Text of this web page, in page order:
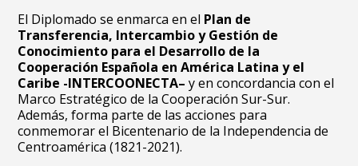
El Diplomado se enmarca en el Plan de
Transferencia, Intercambio y Gestión de
Conocimiento para el Desarrollo de la
Cooperación Española en América Latina y el
Caribe -INTERCOONECTA– y en concordancia con el
Marco Estratégico de la Cooperación Sur-Sur.
Además, forma parte de las acciones para
conmemorar el Bicentenario de la Independencia de
Centroamérica (1821-2021).